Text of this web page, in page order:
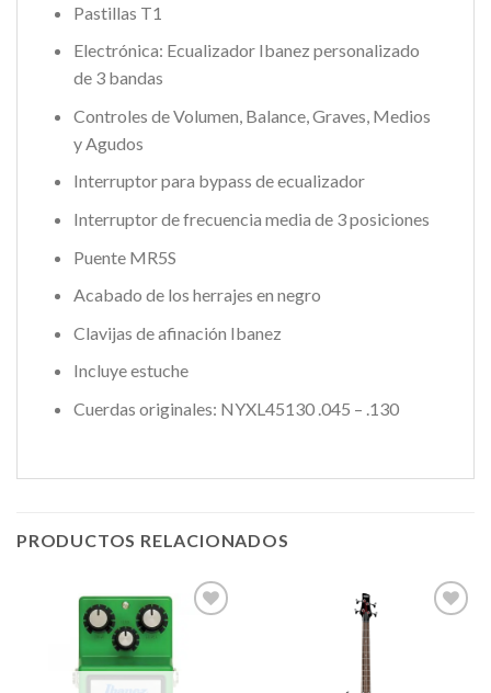
Pastillas T1
Electrónica: Ecualizador Ibanez personalizado
de 3 bandas
Controles de Volumen, Balance, Graves, Medios
y Agudos
Interruptor para bypass de ecualizador
Interruptor de frecuencia media de 3 posiciones
Puente MR5S
Acabado de los herrajes en negro
Clavijas de afinación Ibanez
Incluye estuche
Cuerdas originales: NYXL45130 .045 – .130
PRODUCTOS RELACIONADOS